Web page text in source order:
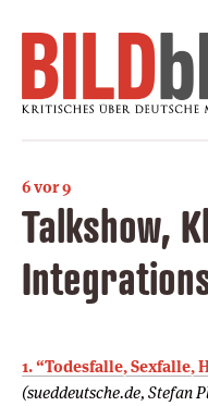
6 vor 9
Talkshow,
1. “Todesfalle, Sexfalle,
(sueddeutsche.de, Stefan